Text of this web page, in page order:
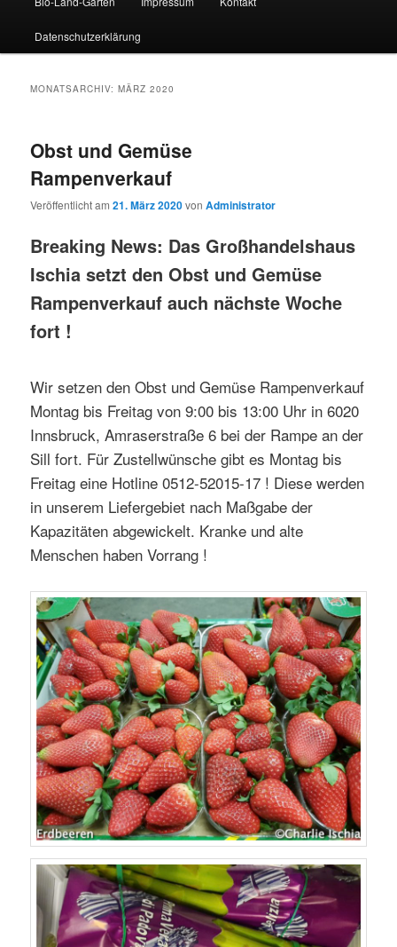
Datenschutzerklärung
MONATSARCHIV:MÄRZ 2020
Obst und Gemüse
Rampenverkauf
Veröffentlicht am21. März 2020vonAdministrator
Breaking News: Das Großhandelshaus
Ischia setzt den Obst und Gemüse
Rampenverkauf auch nächste Woche
fort !
Wir setzen den Obst und Gemüse Rampenverkauf
Montag bis Freitag von 9:00 bis 13:00 Uhr in 6020
Innsbruck, Amraserstraße 6 bei der Rampe an der
Sill fort. Für Zustellwünsche gibt es Montag bis
Freitag eine Hotline 0512-52015-17 ! Diese werden
in unserem Liefergebiet nach Maßgabe der
Kapazitäten abgewickelt. Kranke und alte
Menschen haben Vorrang !